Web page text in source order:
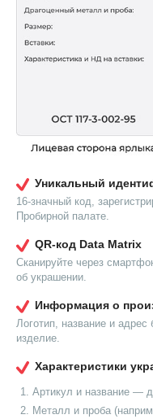
Уникальный
16-значный код,
Пробирной палате.
QR-код Data Matrix
Сканируйте через
об украшении.
Информация о
Логотип, название и
изделие.
Характеристики
Артикул и название —
Металл и проба